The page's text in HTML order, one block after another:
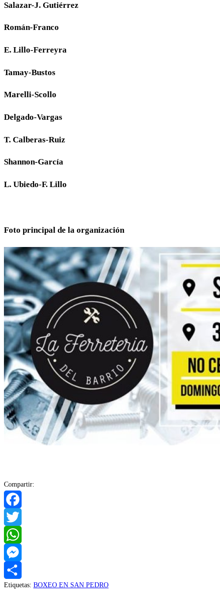
Salazar-J. Gutiérrez
Román-Franco
E. Lillo-Ferreyra
Tamay-Bustos
Marelli-Scollo
Delgado-Vargas
T. Calberas-Ruiz
Shannon-García
L. Ubiedo-F. Lillo
Foto principal de la organización
Compartir:
Facebook
Twitter
WhatsApp
Messenger
Compartir
Etiquetas: BOXEO EN SAN PEDRO